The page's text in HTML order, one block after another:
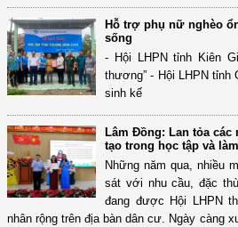
Hỗ trợ phụ nữ nghèo
sống
- Hội LHPN tỉnh Kiên
thương” - Hội LHPN tỉnh
sinh kế
Lâm Đồng: Lan tỏa các
tạo trong học tập và
Những năm qua, nhiều
sát với nhu cầu, đặc
đang được Hội LHPN
nhân rộng trên địa bàn dân cư. Ngày càng